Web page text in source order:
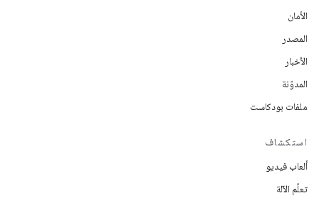
الأمان
المصدر
الأخبار
المدوّنة
ملفات بودكاست
استكشاف
ألعاب فيديو
تعلُم الآلة